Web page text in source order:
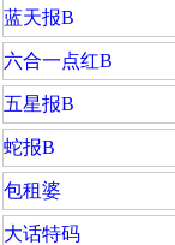
蓝天报B
六合一点红B
五星报B
蛇报B
包租婆
大话特码